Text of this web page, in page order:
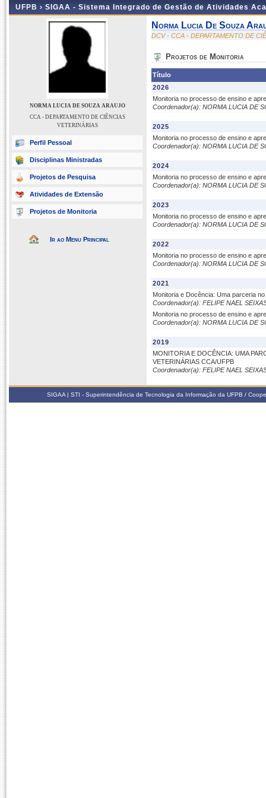
UFPB › SIGAA - Sistema Integrado de Gestão de Atividades
NORMA LUCIA DE SOUZA ARAUJO
CCA - DEPARTAMENTO DE CIÊNCIAS
VETERINÁRIAS
Perfil Pessoal
Disciplinas Ministradas
Projetos de Pesquisa
Atividades de Extensão
Projetos de Monitoria
Ir ao Menu Principal
Norma Lucia De Souza
DCV - CCA - DEPARTAMENTO DE
Projetos de Monitoria
Título
2026
Monitoria no processo de ensino e
Coordenador(a): NORMA LUCIA DE
2025
Monitoria no processo de ensino e
Coordenador(a): NORMA LUCIA DE
2024
Monitoria no processo de ensino e
Coordenador(a): NORMA LUCIA DE
2023
Monitoria no processo de ensino e
Coordenador(a): NORMA LUCIA DE
2022
Monitoria no processo de ensino e
Coordenador(a): NORMA LUCIA DE
2021
Monitoria e Docência: Uma parceria
Coordenador(a): FELIPE NAEL
Monitoria no processo de ensino e
Coordenador(a): NORMA LUCIA DE
2019
MONITORIA E DOCÊNCIA: UMA
VETERINÁRIAS CCA/UFPB
Coordenador(a): FELIPE NAEL
SIGAA | STI - Superintendência de Tecnologia da Informação da UFPB /